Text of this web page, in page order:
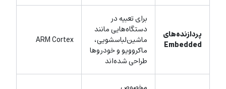
پردازنده‌های
Embedded
برای تعبیه در
دستگاه‌هایی مانند
ماشین‌لباسشویی،
ماکروویو و خودروها
طراحی شده‌اند
ARM Cortex